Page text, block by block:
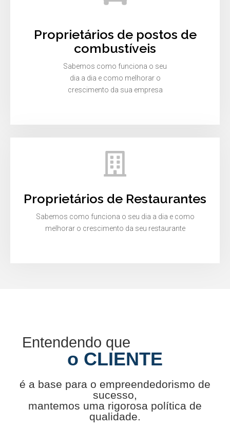
Proprietários de postos de
combustíveis
Sabemos como funciona o seu
dia a dia e como melhorar o
crescimento da sua empresa
Proprietários de Restaurantes
Sabemos como funciona o seu dia a dia e como
melhorar o crescimento da seu restaurante
Entendendo que
o CLIENTE
é a base para o empreendedorismo de
sucesso,
mantemos uma rigorosa política de
qualidade.